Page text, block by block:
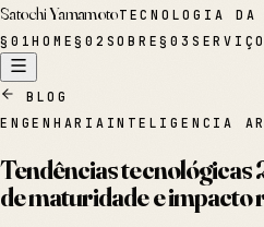
Satochi YamamotoTECNOLOGIA DA
§ 01HOME§02 SOBRE§03
BLOG
ENGENHARIA INTELIGENCIA
Tendências tecnológicas
de maturidade e impacto